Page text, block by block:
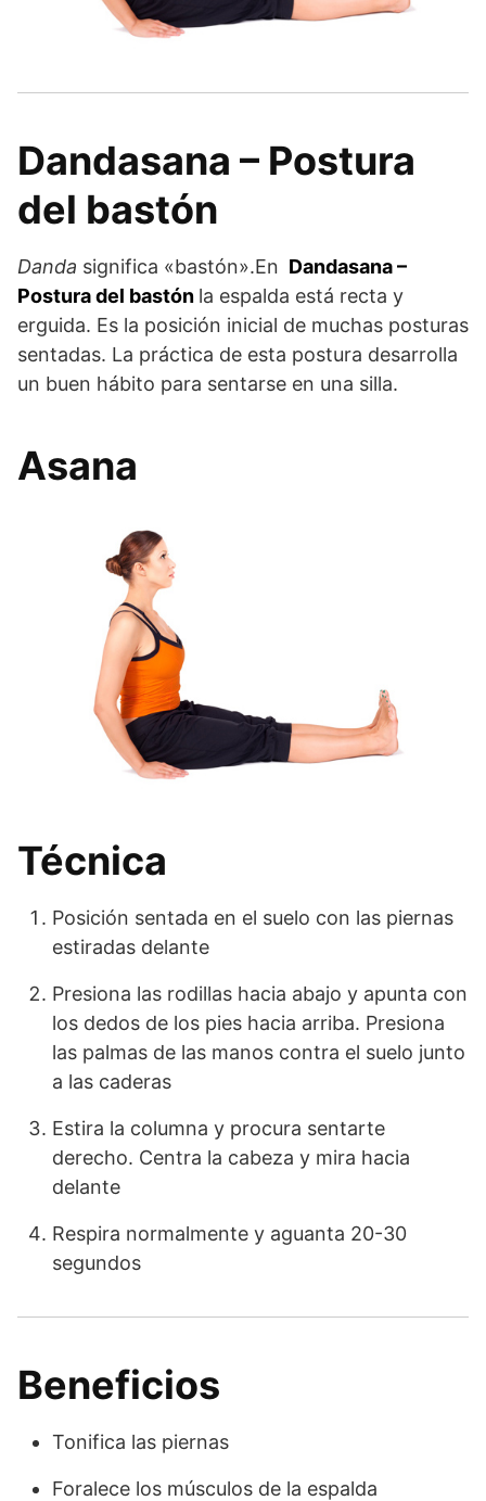
Dandasana – Postura
del bastón
Danda significa «bastón».En Dandasana –
Postura del bastón la espalda está recta y
erguida. Es la posición inicial de muchas posturas
sentadas. La práctica de esta postura desarrolla
un buen hábito para sentarse en una silla.
Asana
Técnica
Posición sentada en el suelo con las piernas
estiradas delante
Presiona las rodillas hacia abajo y apunta con
los dedos de los pies hacia arriba. Presiona
las palmas de las manos contra el suelo junto
a las caderas
Estira la columna y procura sentarte
derecho. Centra la cabeza y mira hacia
delante
Respira normalmente y aguanta 20-30
segundos
Beneficios
Tonifica las piernas
Foralece los músculos de la espalda